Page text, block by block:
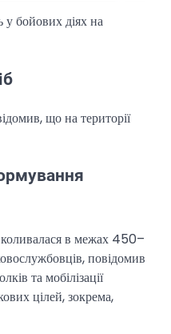
у бойових діях на
що на території
коливалася в межах 450–
повідомив
та мобілізації
цілей, зокрема,